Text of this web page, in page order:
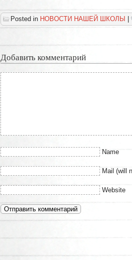
Posted in НОВОСТИ НАШЕЙ ШКОЛЫ |
Добавить комментарий
Name
Mail (will
Website